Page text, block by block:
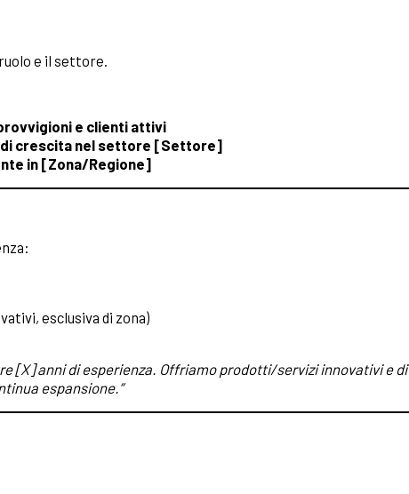
e il settore.
e clienti attivi
di crescita nel settore [Settore]
in [Zona/Regione]
esclusiva di zona)
[X] anni di esperienza. Offriamo prodotti/servizi innovativi e di
espansione.”